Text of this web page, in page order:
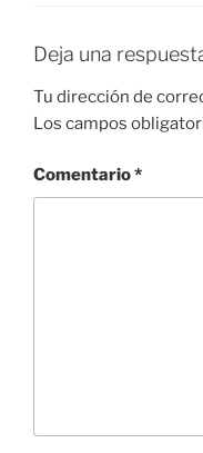
Deja una
Tu dirección de
Los campos
Comentario*